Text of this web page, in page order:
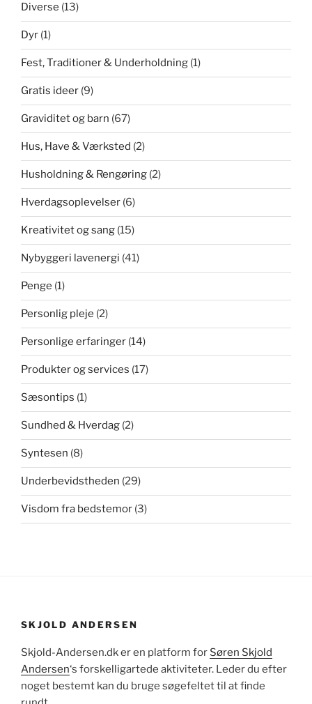
Diverse (13)
Dyr (1)
Fest, Traditioner & Underholdning (1)
Gratis ideer (9)
Graviditet og barn (67)
Hus, Have & Værksted (2)
Husholdning & Rengøring (2)
Hverdagsoplevelser (6)
Kreativitet og sang (15)
Nybyggeri lavenergi (41)
Penge (1)
Personlig pleje (2)
Personlige erfaringer (14)
Produkter og services (17)
Sæsontips (1)
Sundhed & Hverdag (2)
Syntesen (8)
Underbevidstheden (29)
Visdom fra bedstemor (3)
SKJOLD ANDERSEN
Skjold-Andersen.dk er en platform for Søren Skjold
Andersen‘s forskelligartede aktiviteter. Leder du efter
noget bestemt kan du bruge søgefeltet til at finde